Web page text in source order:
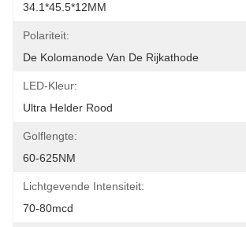
34.1*45.5*12MM
Polariteit:
De Kolomanode Van De Rijkathode
LED-Kleur:
Ultra Helder Rood
Golflengte:
60-625NM
Lichtgevende Intensiteit:
70-80mcd